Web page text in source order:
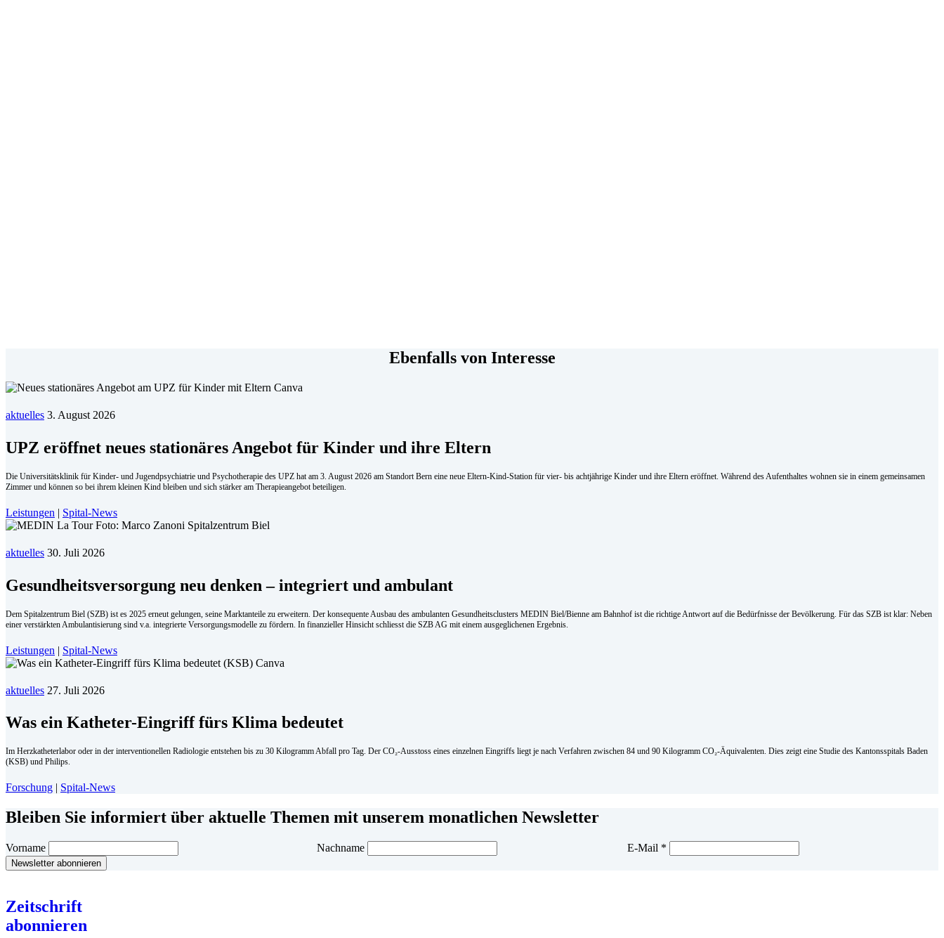
Ebenfalls von Interesse
aktuelles 3. August 2026
UPZ eröffnet neues stationäres Angebot für Kinder und ihre Eltern
Die Universitätsklinik für Kinder- und Jugendpsychiatrie und Psychotherapie des UPZ hat am 3. August 2026 am Standort Bern eine neue Eltern-Kind-Station für vier- bis achtjährige Kinder und ihre Eltern eröffnet. Während des Aufenthaltes wohnen sie in einem gemeinsamen
Zimmer und können so bei ihrem kleinen Kind bleiben und sich stärker am Therapieangebot beteiligen.
Leistungen | Spital-News
aktuelles 30. Juli 2026
Ge­sund­heits­ver­sor­gung neu den­ken – in­te­griert und am­bu­lant
Dem Spitalzentrum Biel (SZB) ist es 2025 erneut gelungen, seine Marktanteile zu erweitern. Der konsequente Ausbau des ambulanten Gesundheitsclusters MEDIN Biel/Bienne am Bahnhof ist die richtige Antwort auf die Bedürfnisse der Bevölkerung. Für das SZB ist klar: Neben
einer verstärkten Ambulantisierung sind v.a. integrierte Versorgungsmodelle zu fördern. In finanzieller Hinsicht schliesst die SZB AG mit einem ausgeglichenen Ergebnis.
Leistungen | Spital-News
aktuelles 27. Juli 2026
Was ein Katheter-Eingriff fürs Klima bedeutet
Im Herzkatheterlabor oder in der interventionellen Radiologie entstehen bis zu 30 Kilogramm Abfall pro Tag. Der CO₂-Ausstoss eines einzelnen Eingriffs liegt je nach Verfahren zwischen 84 und 90 Kilogramm CO₂-Äquivalenten. Dies zeigt eine Studie des Kantonsspitals Baden
(KSB) und Philips.
Forschung | Spital-News
Bleiben Sie informiert über aktuelle Themen mit unserem monatlichen Newsletter
Vorname Nachname E-Mail *
Zeitschrift
abonnieren